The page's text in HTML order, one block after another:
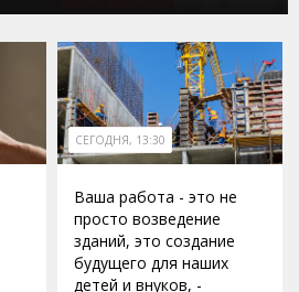
СЕГОДНЯ, 13:30
Ваша работа - это не
просто возведение
зданий, это создание
будущего для наших
детей и внуков, -